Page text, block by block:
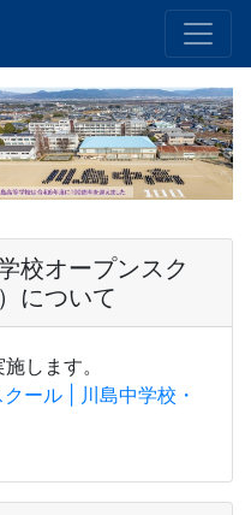
校オープンスク
について
します。
ール | 川島中学校・